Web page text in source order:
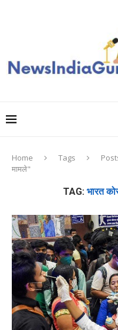
Home Tags
मामले"
TAG: भारत